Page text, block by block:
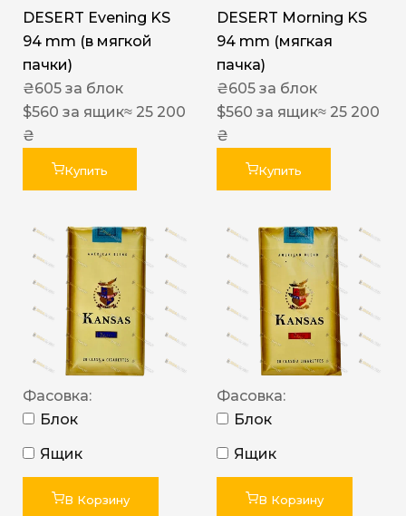
DESERT Evening KS
94 mm (в мягкой
пачки)
₴605 за блок
$560 за ящик≈ 25 200
₴
Купить
DESERT Morning KS
94 mm (мягкая
пачка)
₴605 за блок
$560 за ящик≈ 25 200
₴
Купить
Фасовка:
Блок
Ящик
В Корзину
Фасовка:
Блок
Ящик
В Корзину